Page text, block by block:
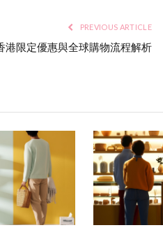
PREVIOUS ARTICLE
港限定優惠與全球購物流程解析